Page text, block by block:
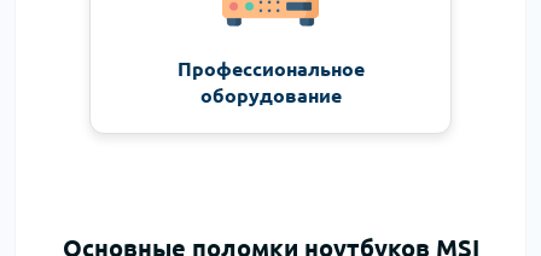
Профессиональное
оборудование
Основные поломки ноутбуков MSI